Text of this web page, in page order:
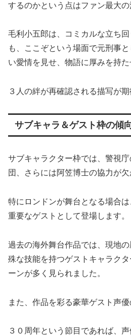
するのかという点はファン最大の
毛利小五郎は、コミカルな立ち
も、ここぞという場面で元刑事
い愛情を見せ、物語に厚みを持た
３人の絆が再確認される描写が期
サブキャラ＆ゲスト枠の傾
サブキャラクター枠では、警視
団、さらには阿笠博士の協力が欠
特にロンドンが舞台となる場合
重要なゲストとして登場します。
過去の海外舞台作品では、現地
殊な技能を持つゲストキャラク
ーンが多く見られました。
また、作品を彩る豪華ゲスト声
３０周年という節目であれば、